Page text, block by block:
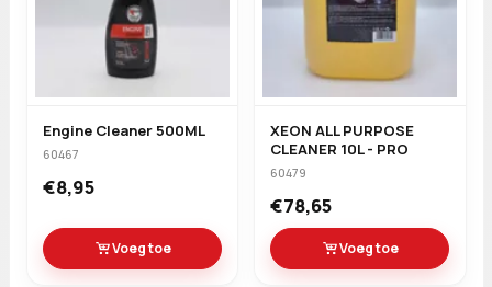
Engine Cleaner 500ML
60467
€8,95
Voeg toe
XEON ALL PURPOSE
CLEANER 10L - PRO
60479
€78,65
Voeg toe